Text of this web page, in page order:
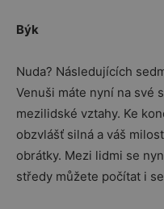
Býk
Nuda? Následujících
Venuši máte nyní na své
mezilidské vztahy. Ke
obzvlášť silná a váš
obrátky. Mezi lidmi se
středy můžete počítat i